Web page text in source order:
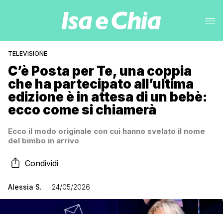
TELEVISIONE
C’è Posta per Te, una coppia
che ha partecipato all’ultima
edizione è in attesa di un bebè:
ecco come si chiamerà
Ecco il modo originale con cui hanno svelato il nome
del bimbo in arrivo
Condividi
Alessia S. 24/05/2026